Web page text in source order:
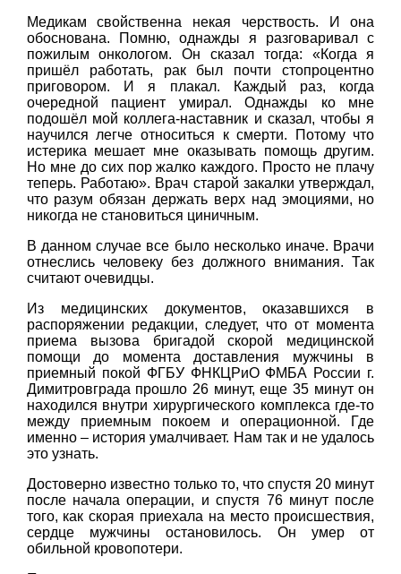
Медикам свойственна некая черствость. И она
обоснована. Помню, однажды я разговаривал с
пожилым онкологом. Он сказал тогда: «Когда я
пришёл работать, рак был почти стопроцентно
приговором. И я плакал. Каждый раз, когда
очередной пациент умирал. Однажды ко мне
подошёл мой коллега-наставник и сказал, чтобы я
научился легче относиться к смерти. Потому что
истерика мешает мне оказывать помощь другим.
Но мне до сих пор жалко каждого. Просто не плачу
теперь. Работаю». Врач старой закалки утверждал,
что разум обязан держать верх над эмоциями, но
никогда не становиться циничным.
В данном случае все было несколько иначе. Врачи
отнеслись человеку без должного внимания. Так
считают очевидцы.
Из медицинских документов, оказавшихся в
распоряжении редакции, следует, что от момента
приема вызова бригадой скорой медицинской
помощи до момента доставления мужчины в
приемный покой ФГБУ ФНКЦРиО ФМБА России г.
Димитровграда прошло 26 минут, еще 35 минут он
находился внутри хирургического комплекса где-то
между приемным покоем и операционной. Где
именно – история умалчивает. Нам так и не удалось
это узнать.
Достоверно известно только то, что спустя 20 минут
после начала операции, и спустя 76 минут после
того, как скорая приехала на место происшествия,
сердце мужчины остановилось. Он умер от
обильной кровопотери.